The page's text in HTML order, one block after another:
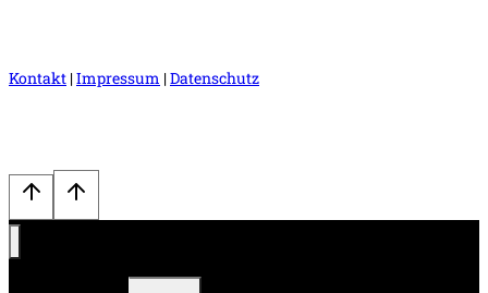
Kontakt |Impressum |Datenschutz